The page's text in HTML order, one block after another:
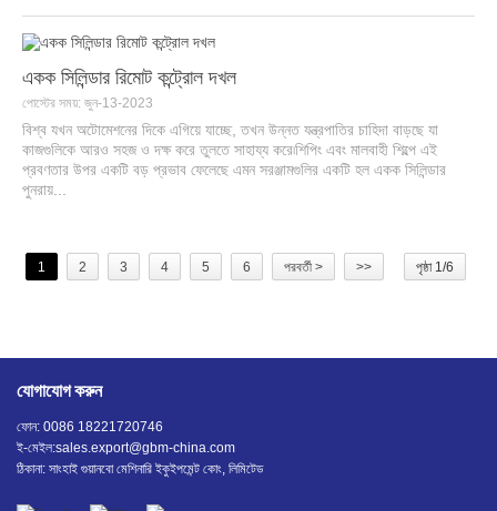
একক সিলিন্ডার রিমোট কন্ট্রোল দখল
পোস্টের সময়: জুন-13-2023
বিশ্ব যখন অটোমেশনের দিকে এগিয়ে যাচ্ছে, তখন উন্নত যন্ত্রপাতির চাহিদা বাড়ছে যা
কাজগুলিকে আরও সহজ ও দক্ষ করে তুলতে সাহায্য করে৷শিপিং এবং মালবাহী শিল্পে এই
প্রবণতার উপর একটি বড় প্রভাব ফেলেছে এমন সরঞ্জামগুলির একটি হল একক সিলিন্ডার
পুনরায়...
1 2 3 4 5 6 পরবর্তী > >> পৃষ্ঠা 1/6
যোগাযোগ করুন
ফোন: 0086 18221720746
ই-মেইল:sales.export@gbm-china.com
ঠিকানা: সাংহাই গুয়ানবো মেশিনারি ইকুইপমেন্ট কোং, লিমিটেড